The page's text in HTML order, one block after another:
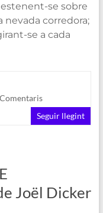
se sobre
nevada corredora;
se a cada
Seguir llegint
Joël Dicker